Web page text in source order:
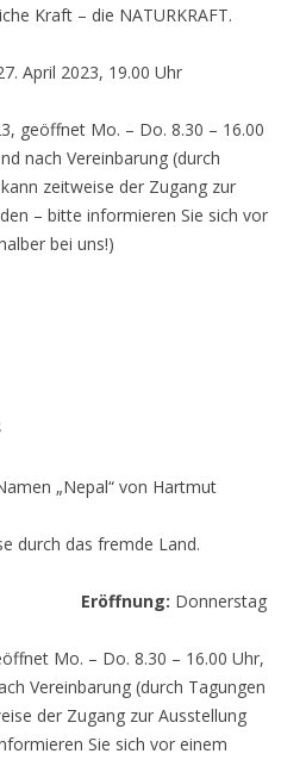
Kraft – die NATURKRAFT.
April 2023, 19.00 Uhr
geöffnet Mo. – Do. 8.30 – 16.00
nach Vereinbarung (durch
zeitweise der Zugang zur
– bitte informieren Sie sich vor
bei uns!)
„Nepal“ von Hartmut
durch das fremde Land.
Eröffnung: Donnerstag
Mo. – Do. 8.30 – 16.00 Uhr,
Vereinbarung (durch Tagungen
der Zugang zur Ausstellung
Sie sich vor einem